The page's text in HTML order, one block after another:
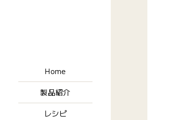
Home
製品紹介
レシピ